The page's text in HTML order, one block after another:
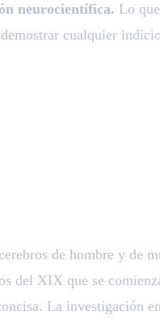
neurocientífica. Lo
cualquier
de hombre y de
del XIX que se
La investigación